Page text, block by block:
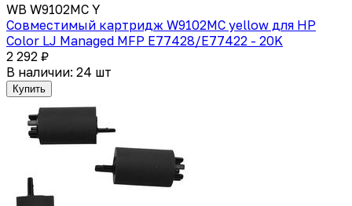
WB W9102MC Y
Совместимый картридж W9102MC yellow для HP
Color LJ Managed MFP E77428/E77422 - 20K
2 292 ₽
В наличии: 24 шт
Купить